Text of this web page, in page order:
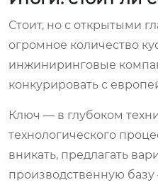
Стоит, но с открытыми
огромное количество
инжиниринговые
конкурировать с
Ключ — в глубоком
технологического
вникать, предлагать
производственную